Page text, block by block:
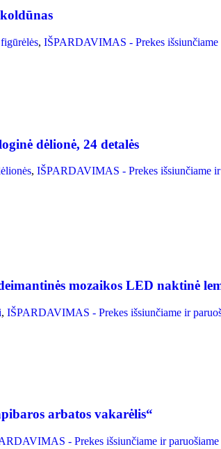
, IŠPARDAVIMAS - Prekes išsiunčiame
dėlionė, 24 detalės
, IŠPARDAVIMAS - Prekes išsiunčiame ir
mozaikos LED naktinė
, IŠPARDAVIMAS - Prekes išsiunčiame ir
arbatos vakarėlis“
- Prekes išsiunčiame ir paruošiame